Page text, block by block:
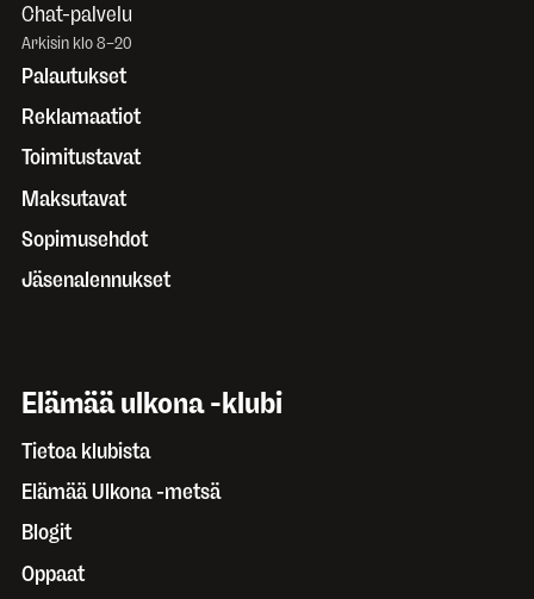
Chat-palvelu
Arkisin klo 8–20
Palautukset
Reklamaatiot
Toimitustavat
Maksutavat
Sopimusehdot
Jäsenalennukset
Elämää ulkona -klubi
Tietoa klubista
Elämää Ulkona -metsä
Blogit
Oppaat